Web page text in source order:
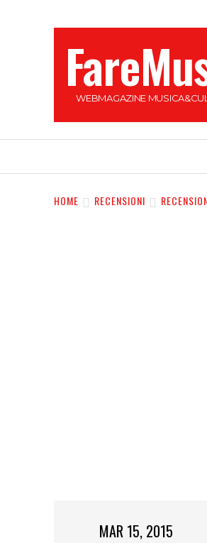
WEBMAGAZINE
HOME RECENSIONI
MAR 15, 2015